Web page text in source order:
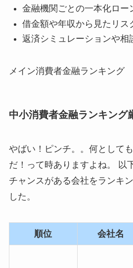
金融機関ごとの一本化ロー
借金額や年収から見たリス
返済シミュレーションや相
メイン消費者金融ランキング
中小消費者金融ランキング
やばい！ピンチ。。何として
だ！って時ありますよね。 以
チャンスがある会社をランキ
した。
順位 会社名